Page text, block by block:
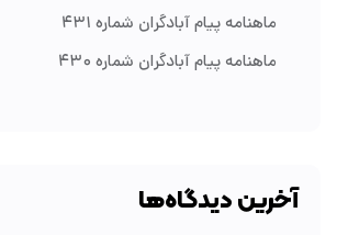
ماهنامه پیام آبادگران شماره ۴۳۱
ماهنامه پیام آبادگران شماره ۴۳۰
آخرین دیدگاه‌ها